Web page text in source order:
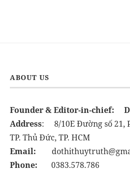
ABOUT US
Founder & Editor-in-chief:
Address: 8/10E Đường số 21,
TP. Thủ Đức, TP. HCM
Email:
Phone: 0383.578.786